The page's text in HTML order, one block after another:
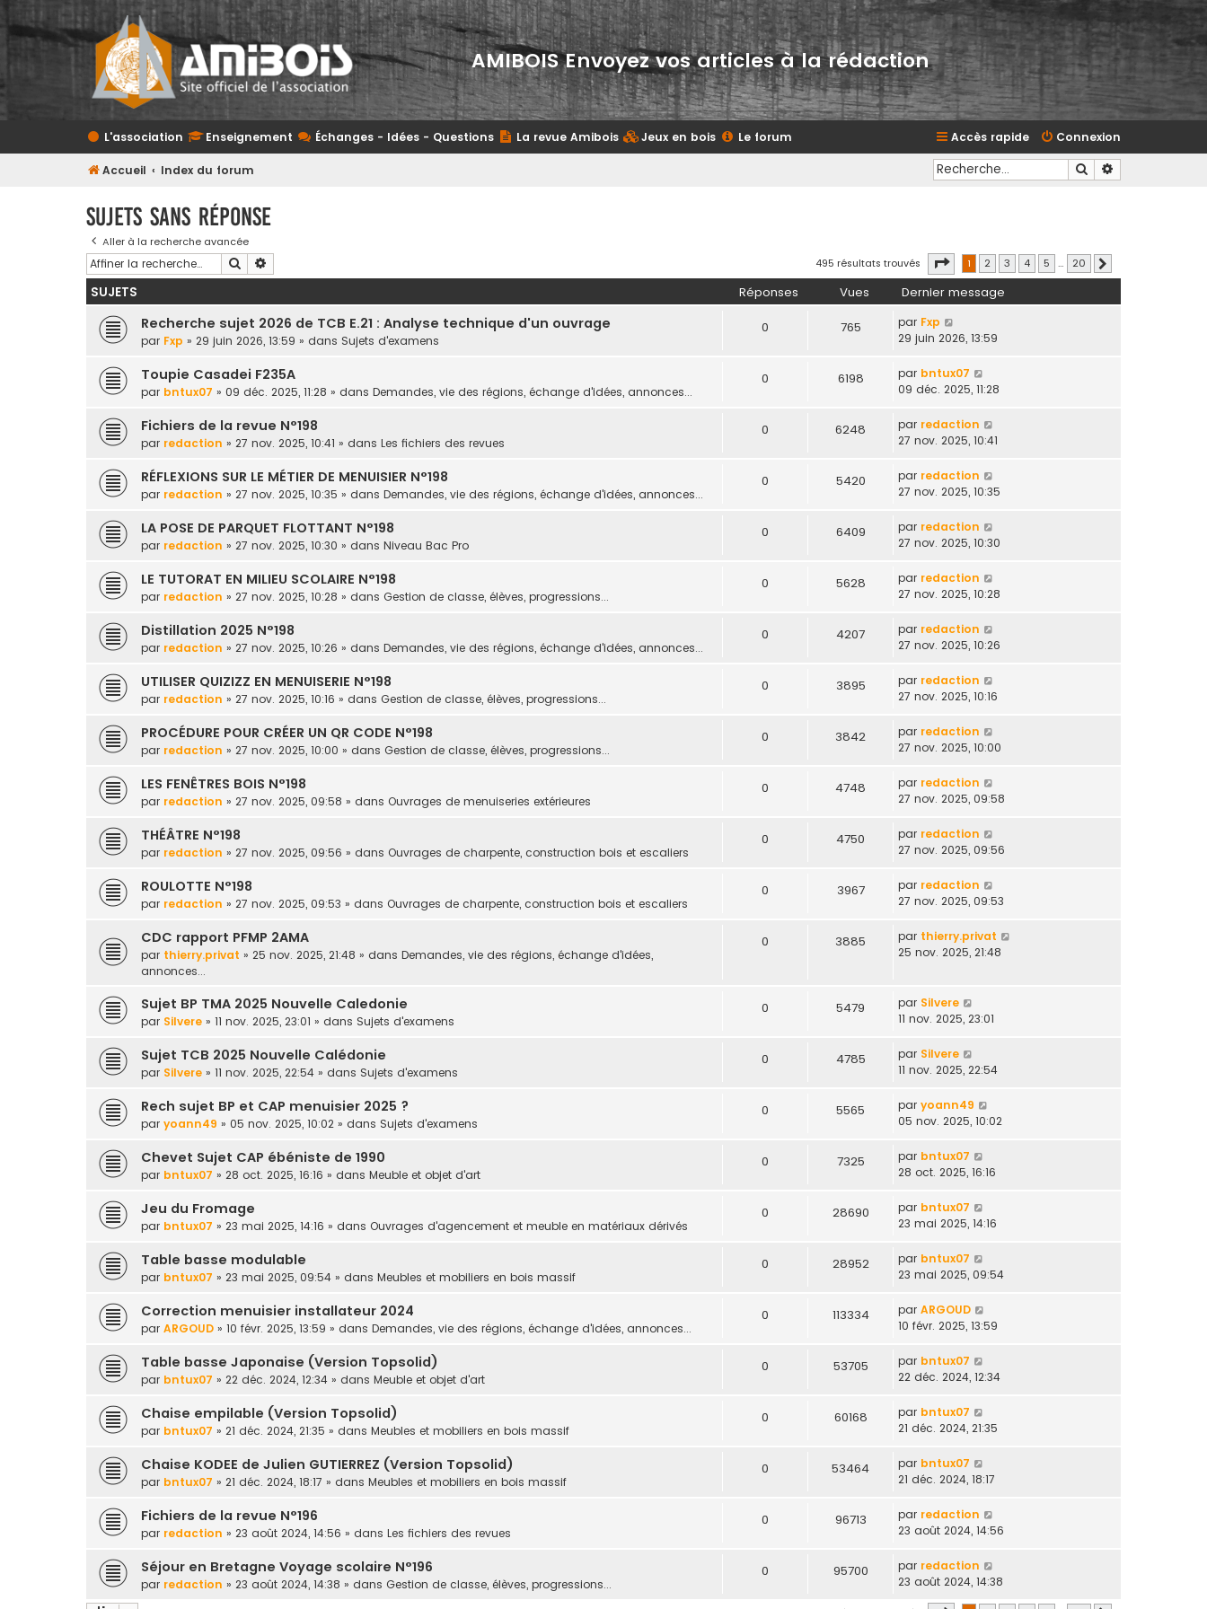
AMIBOIS Envoyez vos articles à la rédaction
L'association Enseignement Échanges - Idées - Questions La revue Amibois Jeux en bois Le forum Connexion
Accès rapide
Accueil Index du forum Rechercher
Sujets sans réponse
Aller à la recherche avancée
Rechercher 495 résultats trouvés Page sur 20
1 2 3 4 5 … 20
SUJETS Réponses Vues Dernier message
Recherche sujet 2026 de TCB E.21 : Analyse technique d'un ouvrage
par Fxp » 29 juin 2026, 13:59 » dans Sujets d'examens
0 765 par Fxp
29 juin 2026, 13:59
Toupie Casadei F235A
par bntux07 » 09 déc. 2025, 11:28 » dans Demandes, vie des régions, échange d'idées, annonces...
0 6198 par bntux07
09 déc. 2025, 11:28
Fichiers de la revue N°198
par redaction » 27 nov. 2025, 10:41 » dans Les fichiers des revues
0 6248 par redaction
27 nov. 2025, 10:41
RÉFLEXIONS SUR LE MÉTIER DE MENUISIER N°198
par redaction » 27 nov. 2025, 10:35 » dans Demandes, vie des régions, échange d'idées, annonces...
0 5420 par redaction
27 nov. 2025, 10:35
LA POSE DE PARQUET FLOTTANT N°198
par redaction » 27 nov. 2025, 10:30 » dans Niveau Bac Pro
0 6409 par redaction
27 nov. 2025, 10:30
LE TUTORAT EN MILIEU SCOLAIRE N°198
par redaction » 27 nov. 2025, 10:28 » dans Gestion de classe, élèves, progressions...
0 5628 par redaction
27 nov. 2025, 10:28
Distillation 2025 N°198
par redaction » 27 nov. 2025, 10:26 » dans Demandes, vie des régions, échange d'idées, annonces...
0 4207 par redaction
27 nov. 2025, 10:26
UTILISER QUIZIZZ EN MENUISERIE N°198
par redaction » 27 nov. 2025, 10:16 » dans Gestion de classe, élèves, progressions...
0 3895 par redaction
27 nov. 2025, 10:16
PROCÉDURE POUR CRÉER UN QR CODE N°198
par redaction » 27 nov. 2025, 10:00 » dans Gestion de classe, élèves, progressions...
0 3842 par redaction
27 nov. 2025, 10:00
LES FENÊTRES BOIS N°198
par redaction » 27 nov. 2025, 09:58 » dans Ouvrages de menuiseries extérieures
0 4748 par redaction
27 nov. 2025, 09:58
THÉÂTRE N°198
par redaction » 27 nov. 2025, 09:56 » dans Ouvrages de charpente, construction bois et escaliers
0 4750 par redaction
27 nov. 2025, 09:56
ROULOTTE N°198
par redaction » 27 nov. 2025, 09:53 » dans Ouvrages de charpente, construction bois et escaliers
0 3967 par redaction
27 nov. 2025, 09:53
CDC rapport PFMP 2AMA
par thierry.privat » 25 nov. 2025, 21:48 » dans Demandes, vie des régions, échange d'idées,
annonces...
0 3885 par thierry.privat
25 nov. 2025, 21:48
Sujet BP TMA 2025 Nouvelle Caledonie
par Silvere » 11 nov. 2025, 23:01 » dans Sujets d'examens
0 5479 par Silvere
11 nov. 2025, 23:01
Sujet TCB 2025 Nouvelle Calédonie
par Silvere » 11 nov. 2025, 22:54 » dans Sujets d'examens
0 4785 par Silvere
11 nov. 2025, 22:54
Rech sujet BP et CAP menuisier 2025 ?
par yoann49 » 05 nov. 2025, 10:02 » dans Sujets d'examens
0 5565 par yoann49
05 nov. 2025, 10:02
Chevet Sujet CAP ébéniste de 1990
par bntux07 » 28 oct. 2025, 16:16 » dans Meuble et objet d'art
0 7325 par bntux07
28 oct. 2025, 16:16
Jeu du Fromage
par bntux07 » 23 mai 2025, 14:16 » dans Ouvrages d'agencement et meuble en matériaux dérivés
0 28690 par bntux07
23 mai 2025, 14:16
Table basse modulable
par bntux07 » 23 mai 2025, 09:54 » dans Meubles et mobiliers en bois massif
0 28952 par bntux07
23 mai 2025, 09:54
Correction menuisier installateur 2024
par ARGOUD » 10 févr. 2025, 13:59 » dans Demandes, vie des régions, échange d'idées, annonces...
0 113334 par ARGOUD
10 févr. 2025, 13:59
Table basse Japonaise (Version Topsolid)
par bntux07 » 22 déc. 2024, 12:34 » dans Meuble et objet d'art
0 53705 par bntux07
22 déc. 2024, 12:34
Chaise empilable (Version Topsolid)
par bntux07 » 21 déc. 2024, 21:35 » dans Meubles et mobiliers en bois massif
0 60168 par bntux07
21 déc. 2024, 21:35
Chaise KODEE de Julien GUTIERREZ (Version Topsolid)
par bntux07 » 21 déc. 2024, 18:17 » dans Meubles et mobiliers en bois massif
0 53464 par bntux07
21 déc. 2024, 18:17
Fichiers de la revue N°196
par redaction » 23 août 2024, 14:56 » dans Les fichiers des revues
0 96713 par redaction
23 août 2024, 14:56
Séjour en Bretagne Voyage scolaire N°196
par redaction » 23 août 2024, 14:38 » dans Gestion de classe, élèves, progressions...
0 95700 par redaction
23 août 2024, 14:38